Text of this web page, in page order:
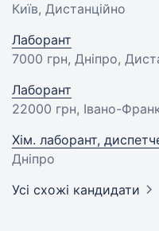
Київ, Дистанційно
Лаборант
7000 грн, Дніпро,
Лаборант
22000 грн, Івано-
Хім. лаборант,
Дніпро
Усі схожі кандидати